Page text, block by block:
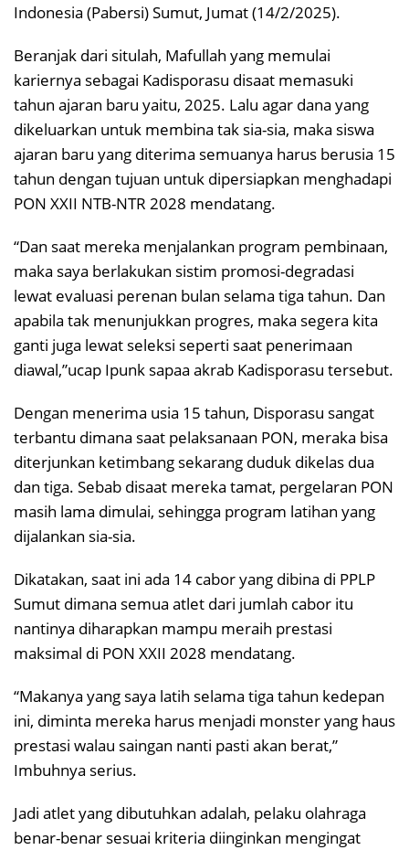
Indonesia (Pabersi) Sumut, Jumat (14/2/2025).
Beranjak dari situlah, Mafullah yang memulai
kariernya sebagai Kadisporasu disaat memasuki
tahun ajaran baru yaitu, 2025. Lalu agar dana yang
dikeluarkan untuk membina tak sia-sia, maka siswa
ajaran baru yang diterima semuanya harus berusia 15
tahun dengan tujuan untuk dipersiapkan menghadapi
PON XXII NTB-NTR 2028 mendatang.
“Dan saat mereka menjalankan program pembinaan,
maka saya berlakukan sistim promosi-degradasi
lewat evaluasi perenan bulan selama tiga tahun. Dan
apabila tak menunjukkan progres, maka segera kita
ganti juga lewat seleksi seperti saat penerimaan
diawal,”ucap Ipunk sapaa akrab Kadisporasu tersebut.
Dengan menerima usia 15 tahun, Disporasu sangat
terbantu dimana saat pelaksanaan PON, meraka bisa
diterjunkan ketimbang sekarang duduk dikelas dua
dan tiga. Sebab disaat mereka tamat, pergelaran PON
masih lama dimulai, sehingga program latihan yang
dijalankan sia-sia.
Dikatakan, saat ini ada 14 cabor yang dibina di PPLP
Sumut dimana semua atlet dari jumlah cabor itu
nantinya diharapkan mampu meraih prestasi
maksimal di PON XXII 2028 mendatang.
“Makanya yang saya latih selama tiga tahun kedepan
ini, diminta mereka harus menjadi monster yang haus
prestasi walau saingan nanti pasti akan berat,”
Imbuhnya serius.
Jadi atlet yang dibutuhkan adalah, pelaku olahraga
benar-benar sesuai kriteria diinginkan mengingat